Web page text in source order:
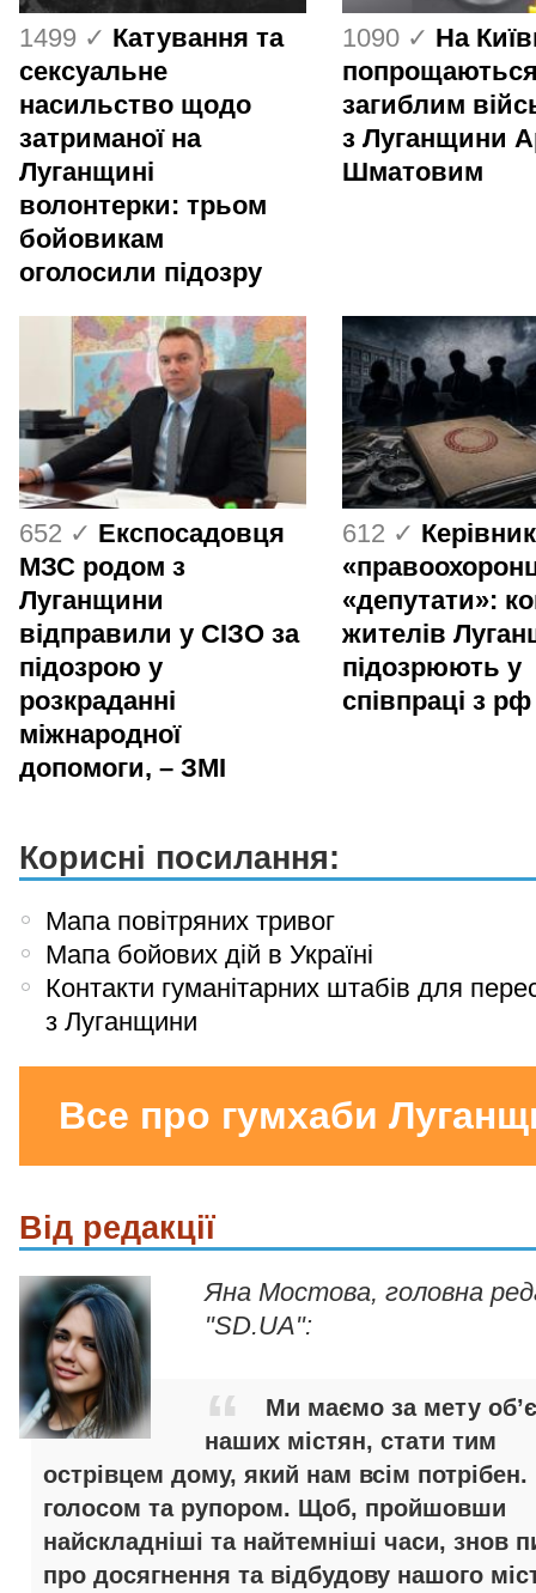
1499 ✓ Катування та
сексуальне
насильство щодо
затриманої на
Луганщині
волонтерки: трьом
бойовикам
оголосили підозру
1090 ✓ На
загиблим
з Луганщини
Шматовим
652 ✓ Експосадовця
МЗС родом з
Луганщини
відправили у СІЗО за
підозрою у
розкраданні
міжнародної
допомоги, – ЗМІ
612 ✓
«депутати»:
жителів
підозрюють у
співпраці з рф
Корисні посилання:
Мапа повітряних тривог
Мапа бойових дій в Україні
Контакти гуманітарних штабів для
з Луганщини
Все про гумхаби
Від редакції
Яна Мостова, головна
"SD.UA":
Ми маємо за мету
наших містян, стати тим
острівцем дому, який нам всім потрібен.
голосом та рупором. Щоб, пройшовши
найскладніші та найтемніші часи, знов
про досягнення та відбудову нашого